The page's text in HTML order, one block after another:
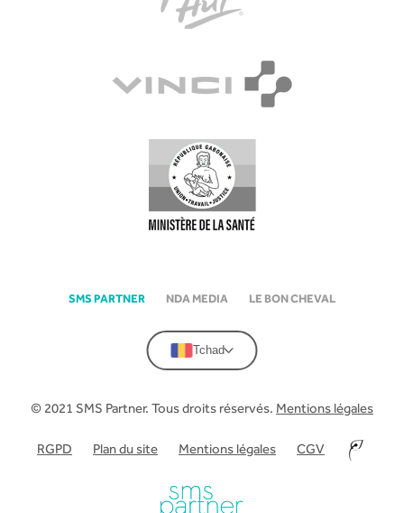
SMS PARTNER NDA MEDIA LE BON CHEVAL
Tchad
© 2021 SMS Partner. Tous droits réservés. Mentions légales
RGPD Plan du site Mentions légales CGV –